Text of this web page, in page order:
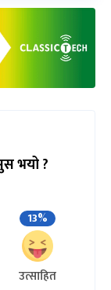
भयो ?
13%
उत्साहित